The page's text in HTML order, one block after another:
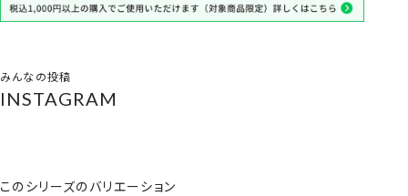
みんなの投稿
INSTAGRAM
このシリーズのバリエーション